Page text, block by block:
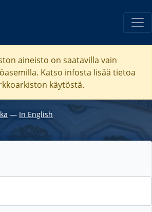
aineisto on saatavilla vain
Katso infosta lisää tietoa
käytöstä.
― In English